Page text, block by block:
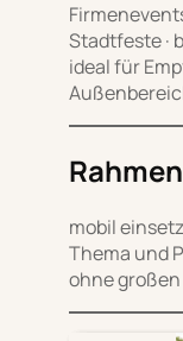
Stadtfeste ·
ideal für
Rahmen
mobil
Thema und
ohne